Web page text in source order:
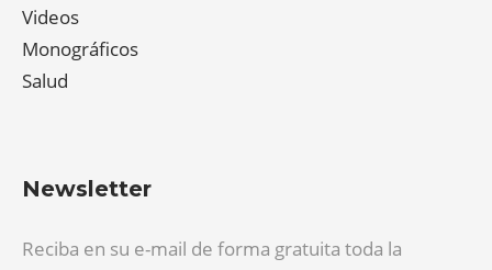
Videos
Monográficos
Salud
Newsletter
Reciba en su e-mail de forma gratuita toda la